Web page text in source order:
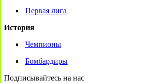
Первая лига
История
Чемпионы
Бомбардиры
Подписывайтесь на нас